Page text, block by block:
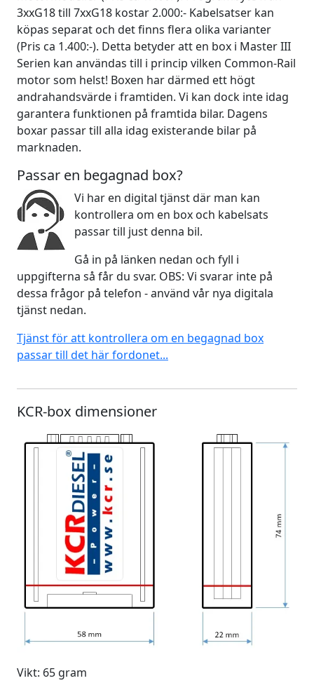
3xxG18 till 7xxG18 kostar 2.000:- Kabelsatser kan
köpas separat och det finns flera olika varianter
(Pris ca 1.400:-). Detta betyder att en box i Master III
Serien kan användas till i princip vilken Common-Rail
motor som helst! Boxen har därmed ett högt
andrahandsvärde i framtiden. Vi kan dock inte idag
garantera funktionen på framtida bilar. Dagens
boxar passar till alla idag existerande bilar på
marknaden.
Passar en begagnad box?
Vi har en digital tjänst där man kan
kontrollera om en box och kabelsats
passar till just denna bil.
Gå in på länken nedan och fyll i
uppgifterna så får du svar. OBS: Vi svarar inte på
dessa frågor på telefon - använd vår nya digitala
tjänst nedan.
Tjänst för att kontrollera om en begagnad box
passar till det här fordonet...
KCR-box dimensioner
Vikt: 65 gram